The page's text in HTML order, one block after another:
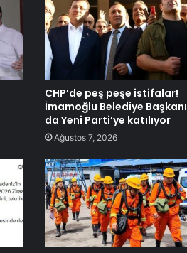
CHP’de peş peşe istifalar!
İmamoğlu Belediye Başkanı
da Yeni Parti’ye katılıyor
Ağustos 7, 2026